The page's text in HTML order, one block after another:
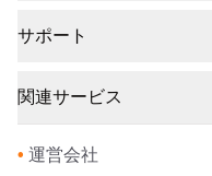
サポート
関連サービス
• 運営会社